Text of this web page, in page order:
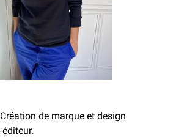
de marque et design